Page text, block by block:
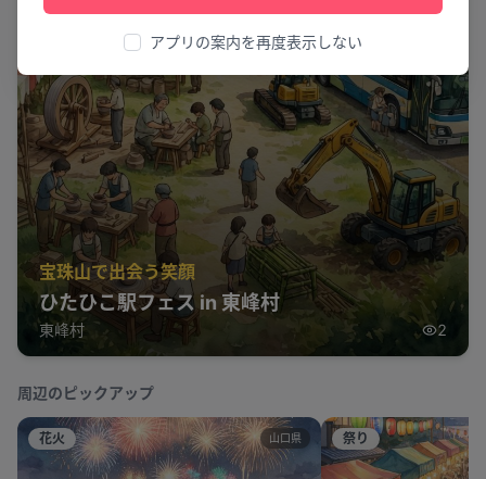
アプリの案内を再度表示しない
宝珠山で出会う笑顔
ひたひこ駅フェス in 東峰村
東峰村 2
周辺のピックアップ
花火 山口県 祭り